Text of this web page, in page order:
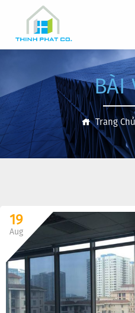
BÀI
Trang Chủ
19
Aug